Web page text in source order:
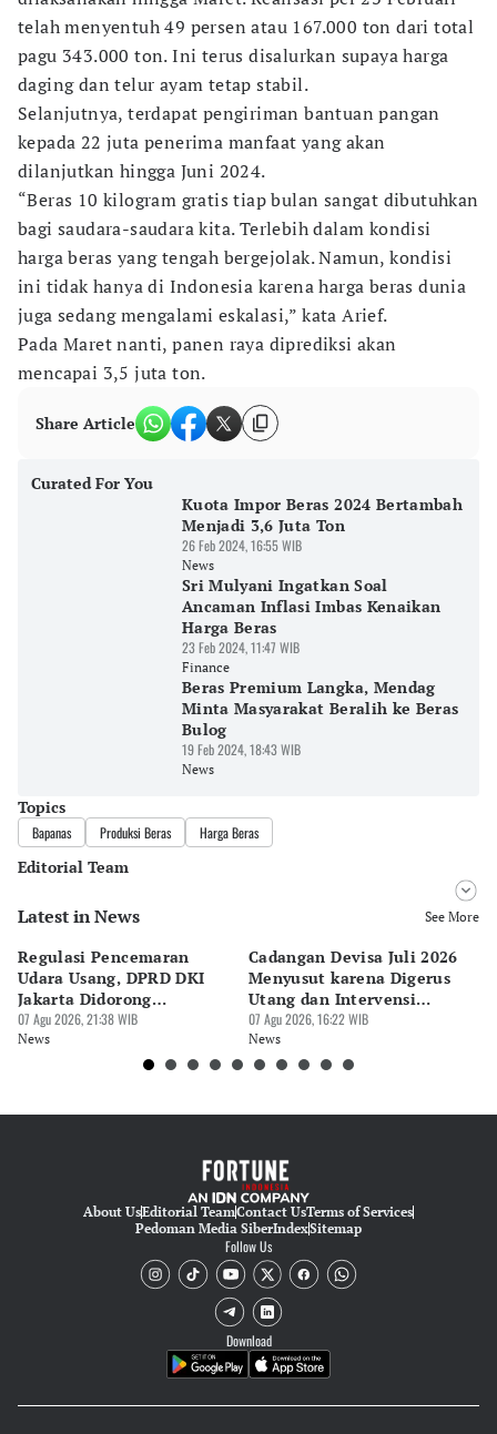
telah menyentuh 49 persen atau 167.000 ton dari total
pagu 343.000 ton. Ini terus disalurkan supaya harga
daging dan telur ayam tetap stabil.
Selanjutnya, terdapat pengiriman bantuan pangan
kepada 22 juta penerima manfaat yang akan
dilanjutkan hingga Juni 2024.
“Beras 10 kilogram gratis tiap bulan sangat dibutuhkan
bagi saudara-saudara kita. Terlebih dalam kondisi
harga beras yang tengah bergejolak. Namun, kondisi
ini tidak hanya di Indonesia karena harga beras dunia
juga sedang mengalami eskalasi,” kata Arief.
Pada Maret nanti, panen raya diprediksi akan
mencapai 3,5 juta ton.
Share Article
Curated For You
Kuota Impor Beras 2024 Bertambah
Menjadi 3,6 Juta Ton
26 Feb 2024, 16:55 WIB
News
Sri Mulyani Ingatkan Soal
Ancaman Inflasi Imbas Kenaikan
Harga Beras
23 Feb 2024, 11:47 WIB
Finance
Beras Premium Langka, Mendag
Minta Masyarakat Beralih ke Beras
Bulog
19 Feb 2024, 18:43 WIB
News
Topics
Bapanas Produksi Beras Harga Beras
Editorial Team
Editor
Editor
Eko Wahyudi
Latest in News See More
Regulasi Pencemaran
Udara Usang, DPRD DKI
Jakarta Didorong
Prioritaskan Revisi Perda
07 Agu 2026, 21:38 WIB
News
Cadangan Devisa Juli 2026
Menyusut karena Digerus
Utang dan Intervensi
Rupiah
07 Agu 2026, 16:22 WIB
News
About UsEditorial TeamContact UsTerms of Services
Pedoman Media SiberIndexSitemap
Follow Us
Download